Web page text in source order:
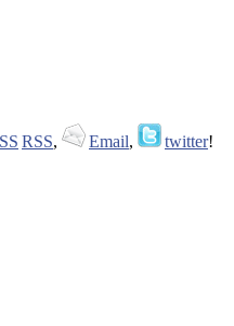
RSS, Email, twitter!